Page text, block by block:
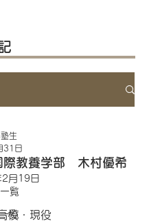
覧
覧
際教養学部 木村優希
生
31日
月19日
校・現役